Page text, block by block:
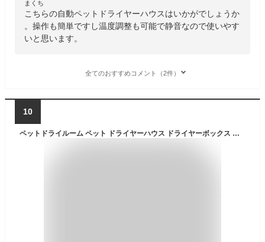
まくち
こちらの自動ペットドライヤーハウスはいかがでしょうか
。操作も簡単ですし温度調整も可能で静音なので使いやす
いと思います。
全てのおすすめコメント（2件）
10
ペットドライルーム ペット ドライヤーハウス ドライヤーボックス 乾燥ドライルーム 大容量 安全 自動 猫 小型犬 中型犬 ペット 静音 急速乾燥 ケース ドライヤーボックス ハウス オールシーズン 風速 正規品 ペットマーベル PET MARVEL